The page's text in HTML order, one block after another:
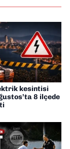
kesintisi
8 ilçede